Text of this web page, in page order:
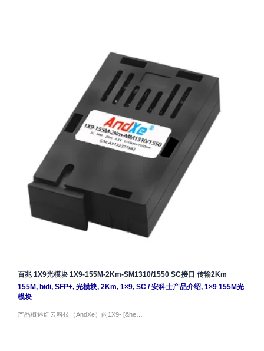
百兆 1X9光模块 1X9-155M-2Km-SM1310/1550 SC接口 传输2Km
155M, bidi, SFP+, 光模块, 2Km, 1×9, SC/安科士产品介绍, 1×9 155M光
模块
产品概述纤云科技（AndXe）的1X9- [&he…